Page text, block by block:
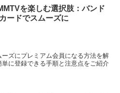
を楽しむ選択肢：バンド
ードでスムーズに
ズにプレミアム会員になる方法を解
に登録できる手順と注意点をご紹介